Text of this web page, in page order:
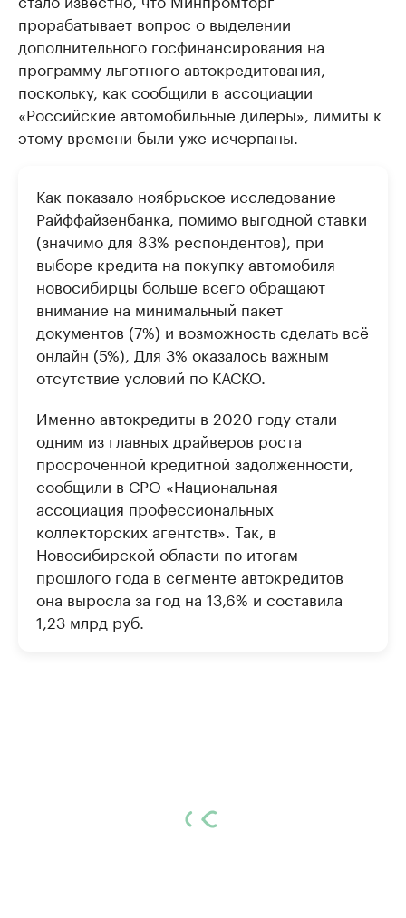
прорабатывает вопрос о выделении
дополнительного госфинансирования на
программу льготного автокредитования,
поскольку, как сообщили в ассоциации
«Российские автомобильные дилеры», лимиты к
этому времени были уже исчерпаны.
Как показало ноябрьское исследование
Райффайзенбанка, помимо выгодной ставки
(значимо для 83% респондентов), при
выборе кредита на покупку автомобиля
новосибирцы больше всего обращают
внимание на минимальный пакет
документов (7%) и возможность сделать всё
онлайн (5%), Для 3% оказалось важным
отсутствие условий по КАСКО.
Именно автокредиты в 2020 году стали
одним из главных драйверов роста
просроченной кредитной задолженности,
сообщили в СРО «Национальная
ассоциация профессиональных
коллекторских агентств». Так, в
Новосибирской области по итогам
прошлого года в сегменте автокредитов
она выросла за год на 13,6% и составила
1,23 млрд руб.